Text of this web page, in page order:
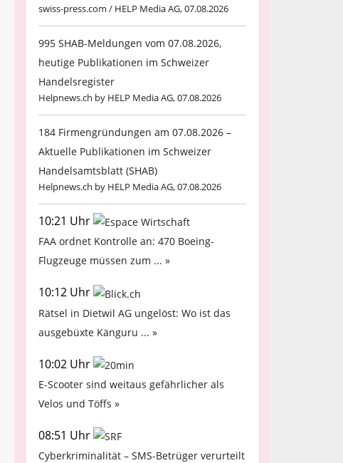
swiss-press.com / HELP Media AG, 07.08.2026
995 SHAB-Meldungen vom 07.08.2026,
heutige Publikationen im Schweizer
Handelsregister
Helpnews.ch by HELP Media AG, 07.08.2026
184 Firmengründungen am 07.08.2026 –
Aktuelle Publikationen im Schweizer
Handelsamtsblatt (SHAB)
Helpnews.ch by HELP Media AG, 07.08.2026
10:21 Uhr
FAA ordnet Kontrolle an: 470 Boeing-
Flugzeuge müssen zum ... »
10:12 Uhr
Rätsel in Dietwil AG ungelöst: Wo ist das
ausgebüxte Känguru ... »
10:02 Uhr
E-Scooter sind weitaus gefährlicher als
Velos und Töffs »
08:51 Uhr
Cyberkriminalität – SMS-Betrüger verurteilt